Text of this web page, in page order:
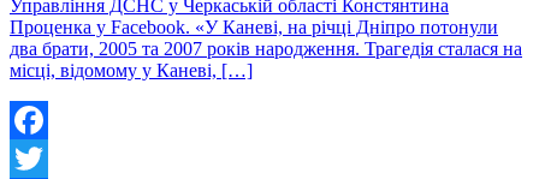
Управління ДСНС у Черкаській області Констянтина
Проценка у Facebook. «У Каневі, на річці Дніпро потонули
два брати, 2005 та 2007 років народження. Трагедія сталася на
місці, відомому у Каневі, […]
Facebook